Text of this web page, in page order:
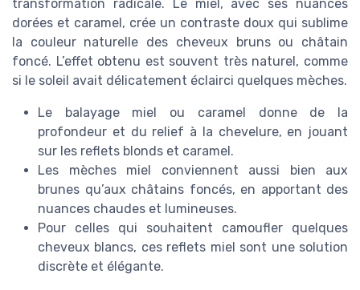
transformation radicale. Le miel, avec ses nuances
dorées et caramel, crée un contraste doux qui sublime
la couleur naturelle des cheveux bruns ou châtain
foncé. L’effet obtenu est souvent très naturel, comme
si le soleil avait délicatement éclairci quelques mèches.
Le balayage miel ou caramel donne de la
profondeur et du relief à la chevelure, en jouant
sur les reflets blonds et caramel.
Les mèches miel conviennent aussi bien aux
brunes qu’aux châtains foncés, en apportant des
nuances chaudes et lumineuses.
Pour celles qui souhaitent camoufler quelques
cheveux blancs, ces reflets miel sont une solution
discrète et élégante.